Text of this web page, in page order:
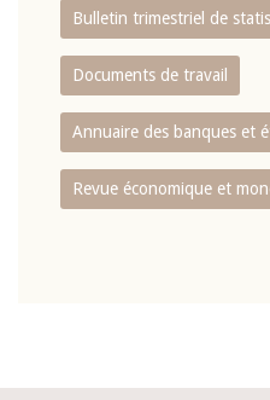
Bulletin trimestriel de
Documents de travail
Annuaire des banques et
Revue économique et